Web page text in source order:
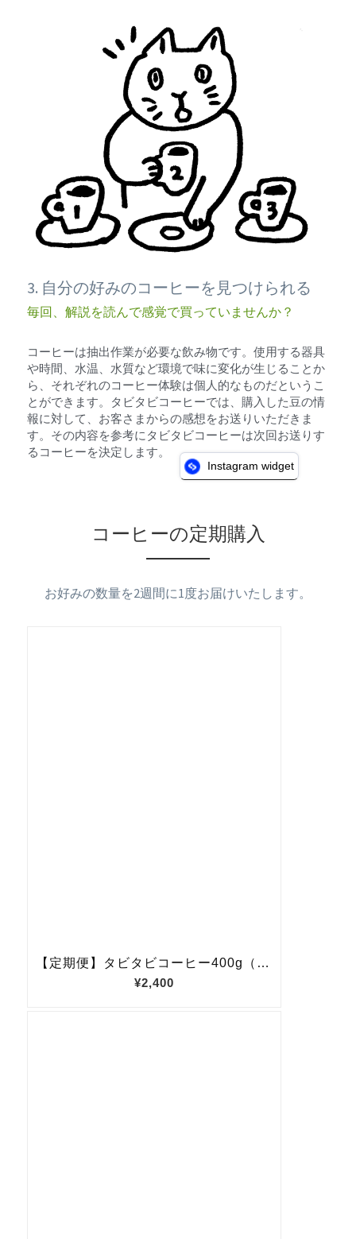
3. 自分の好みのコーヒーを見つけられる
毎回、解説を読んで感覚で買っていませんか？
コーヒーは抽出作業が必要な飲み物です。使用する器具
や時間、水温、水質など環境で味に変化が生じることか
ら、それぞれのコーヒー体験は個人的なものだというこ
とができます。タビタビコーヒーでは、購入した豆の情
報に対して、お客さまからの感想をお送りいただきま
す。その内容を参考にタビタビコーヒーは次回お送りす
るコーヒーを決定します。
Instagram widget
コーヒーの定期購入
お好みの数量を2週間に1度お届けいたします。